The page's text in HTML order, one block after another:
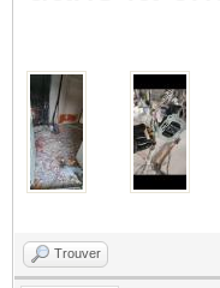
Trouver